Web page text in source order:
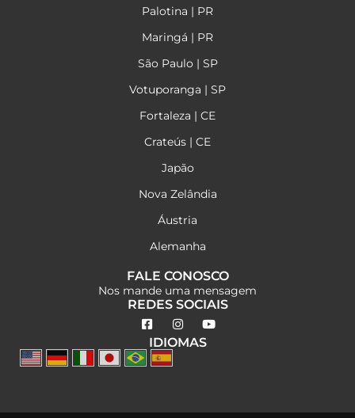
Palotina | PR
Maringá | PR
São Paulo | SP
Votuporanga | SP
Fortaleza | CE
Crateús | CE
Japão
Nova Zelândia
Áustria
Alemanha
FALE CONOSCO
Nos mande uma mensagem
REDES SOCIAIS
IDIOMAS